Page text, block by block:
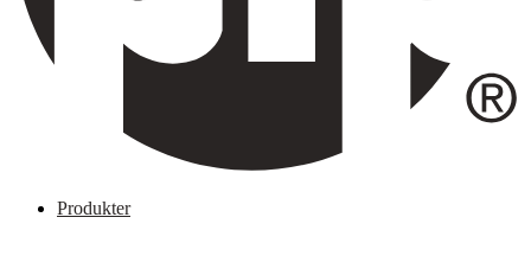
Produkter